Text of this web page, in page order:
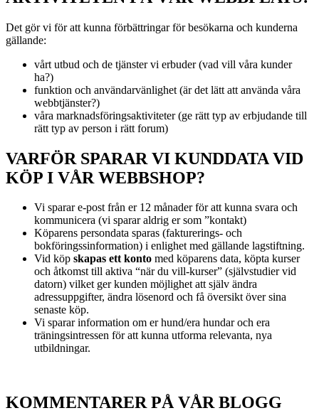
Det gör vi för att kunna förbättringar för besökarna och kunderna
gällande:
vårt utbud och de tjänster vi erbuder (vad vill våra kunder
ha?)
funktion och användarvänlighet (är det lätt att använda våra
webbtjänster?)
våra marknadsföringsaktiviteter (ge rätt typ av erbjudande till
rätt typ av person i rätt forum)
VARFÖR SPARAR VI KUNDDATA VID
KÖP I VÅR WEBBSHOP?
Vi sparar e-post från er 12 månader för att kunna svara och
kommunicera (vi sparar aldrig er som ”kontakt)
Köparens persondata sparas (fakturerings- och
bokföringssinformation) i enlighet med gällande lagstiftning.
Vid köp skapas ett konto med köparens data, köpta kurser
och åtkomst till aktiva “när du vill-kurser” (självstudier vid
datorn) vilket ger kunden möjlighet att själv ändra
adressuppgifter, ändra lösenord och få översikt över sina
senaste köp.
Vi sparar information om er hund/era hundar och era
träningsintressen för att kunna utforma relevanta, nya
utbildningar.
KOMMENTARER PÅ VÅR BLOGG